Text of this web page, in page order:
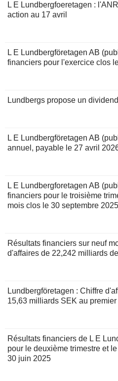
L E Lundbergfoeretagen :
action au 17 avril
L E Lundbergföretagen AB
financiers pour l'exercice clos
Lundbergs propose un
L E Lundbergföretagen AB
annuel, payable le 27 avril
L E Lundbergforetagen AB
financiers pour le troisième
mois clos le 30 septembre 2025
Résultats financiers sur neuf
d'affaires de 22,242 milliards
Lundbergföretagen : Chiffre
15,63 milliards SEK au
Résultats financiers de L E
pour le deuxième trimestre et
30 juin 2025